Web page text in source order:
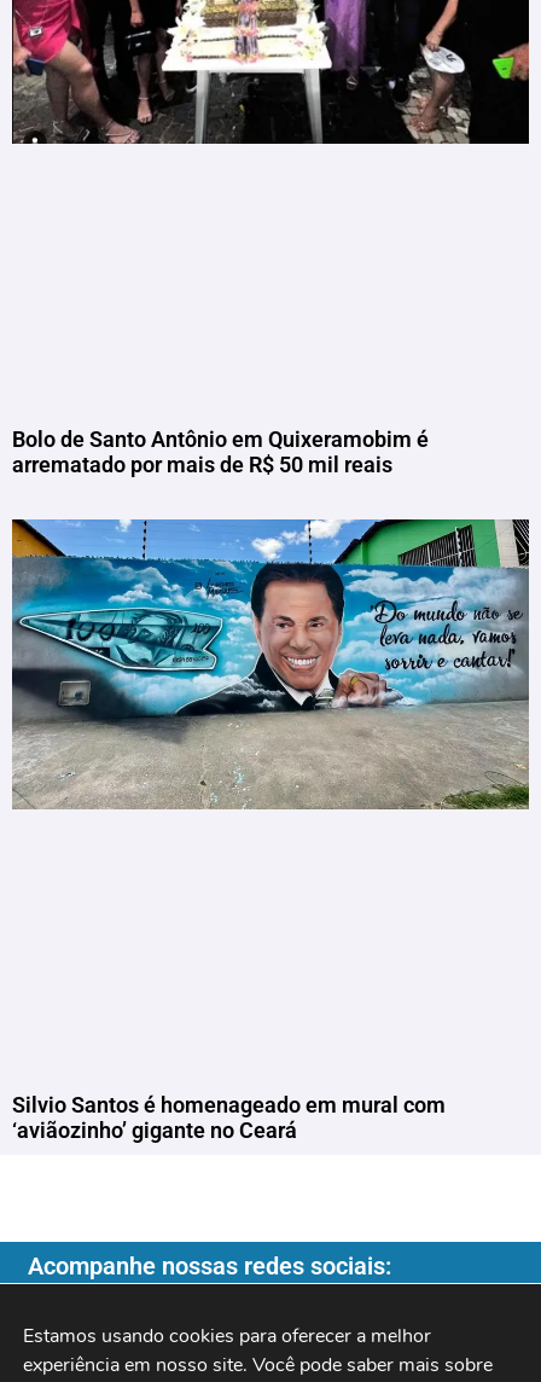
Bolo de Santo Antônio em Quixeramobim é
arrematado por mais de R$ 50 mil reais
Silvio Santos é homenageado em mural com
‘aviãozinho’ gigante no Ceará
Acompanhe nossas redes sociais:
Estamos usando cookies para oferecer a melhor
experiência em nosso site. Você pode saber mais sobre